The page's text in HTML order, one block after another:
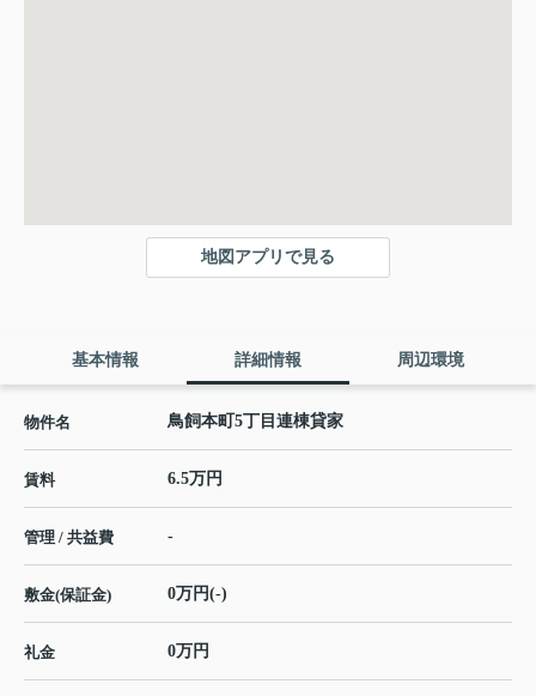
地図アプリで見る
基本情報 詳細情報 周辺環境
物件名 鳥飼本町5丁目連棟貸家
賃料 6.5万円
管理 / 共益費 -
敷金(保証金) 0万円(-)
礼金 0万円